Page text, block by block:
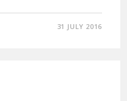
31 JULY 2016